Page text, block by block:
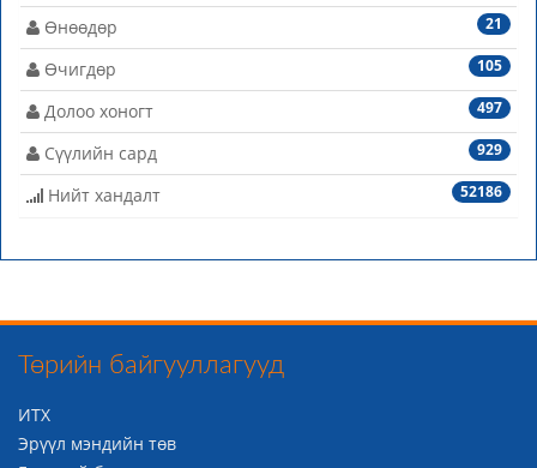
21
Өнөөдөр
105
Өчигдөр
497
Долоо хоногт
929
Сүүлийн сард
52186
Нийт хандалт
Төрийн байгууллагууд
ИТХ
Эрүүл мэндийн төв